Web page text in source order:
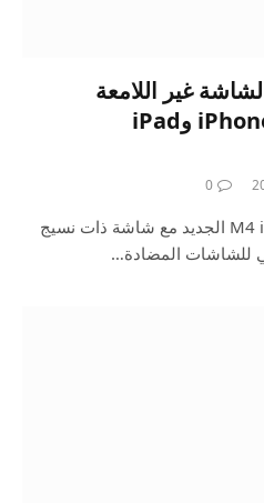
غير اللامعة
المضادة للوهج لأجهزة iPhone وiPad
0
لقد قمت باختبار جهاز M4 iPad Pro الجديد مع شاشة ذات نسيج
للشاشات المضادة…